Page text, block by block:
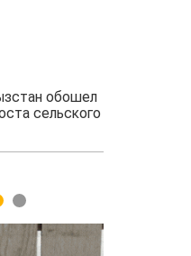
нашли
повысить
5